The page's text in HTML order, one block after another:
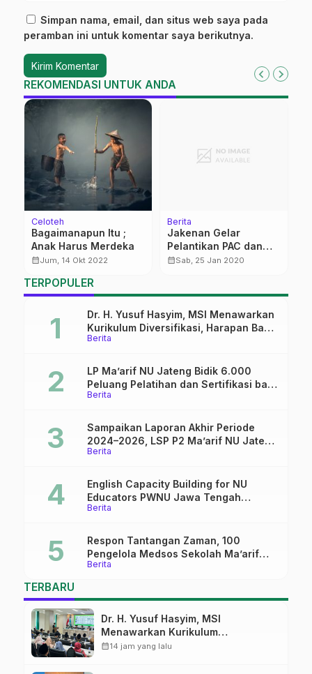
Simpan nama, email, dan situs web saya pada
peramban ini untuk komentar saya berikutnya.
REKOMENDASI UNTUK ANDA
Celoteh
Bagaimanapun Itu ;
Anak Harus Merdeka
calendar_monthJum, 14 Okt 2022
Berita
Jakenan Gelar
Pelantikan PAC dan
Ranting Muslimat NU
calendar_monthSab, 25 Jan 2020
TERPOPULER
Berita
Dr. H. Yusuf Hasyim, MSI Menawarkan
Kurikulum Diversifikasi, Harapan Baru
dalam dunia pendidikan
Berita
LP Ma’arif NU Jateng Bidik 6.000
Peluang Pelatihan dan Sertifikasi bagi
Lulusan SMK
Berita
Sampaikan Laporan Akhir Periode
2024–2026, LSP P2 Ma’arif NU Jateng
Mantapkan Sinergi Link and Match
Berita
English Capacity Building for NU
Educators PWNU Jawa Tengah
Batch#4; Membuka Jalan Menuju
Berita
Respon Tantangan Zaman, 100
Pengelola Medsos Sekolah Ma’arif
Pekalongan Ikuti Pelatihan Literasi
TERBARU
Dr. H. Yusuf Hasyim, MSI
Menawarkan Kurikulum
Diversifikasi, Harapan Baru dalam
calendar_month14 jam yang lalu